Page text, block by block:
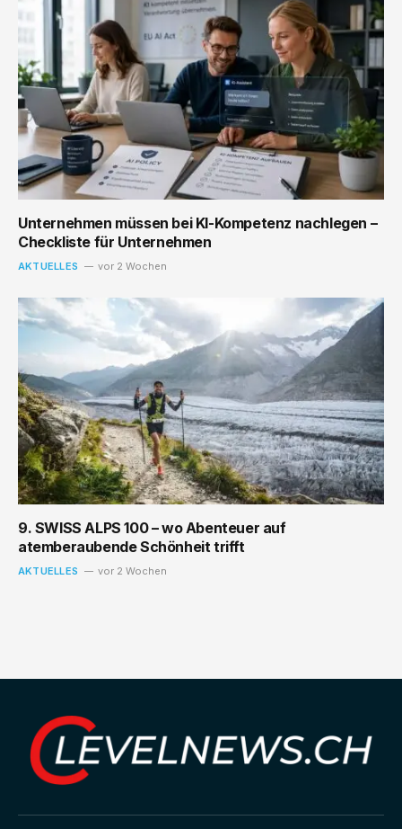
Unternehmen müssen bei KI-Kompetenz nachlegen –
Checkliste für Unternehmen
AKTUELLES vor 2 Wochen
9. SWISS ALPS 100 – wo Abenteuer auf
atemberaubende Schönheit trifft
AKTUELLES vor 2 Wochen